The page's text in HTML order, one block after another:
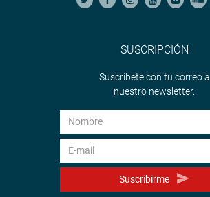
SUSCRIPCIÓN
Suscríbete con tu correo a
nuestro newsletter.
Suscribirme